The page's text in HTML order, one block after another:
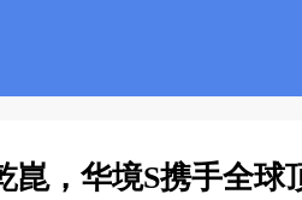
崑，华境S携手全